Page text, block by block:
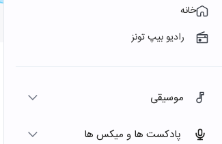
خانه
رادیو بیپ تونز
موسیقی
پادکست ها و میکس ها